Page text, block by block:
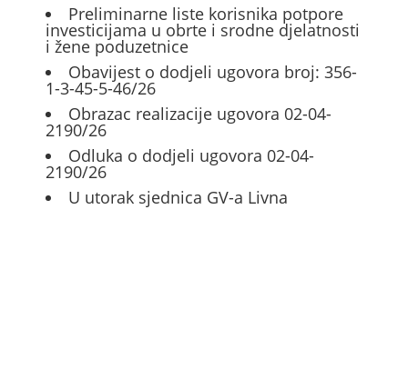
Preliminarne liste korisnika potpore
investicijama u obrte i srodne djelatnosti
i žene poduzetnice
Obavijest o dodjeli ugovora broj: 356-
1-3-45-5-46/26
Obrazac realizacije ugovora 02-04-
2190/26
Odluka o dodjeli ugovora 02-04-
2190/26
U utorak sjednica GV-a Livna